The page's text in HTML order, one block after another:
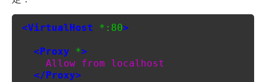
<VirtualHost *:80>
<Proxy *>
Allow from localhost
</Proxy>